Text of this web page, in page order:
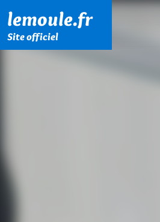
lemoule.fr
Site officiel